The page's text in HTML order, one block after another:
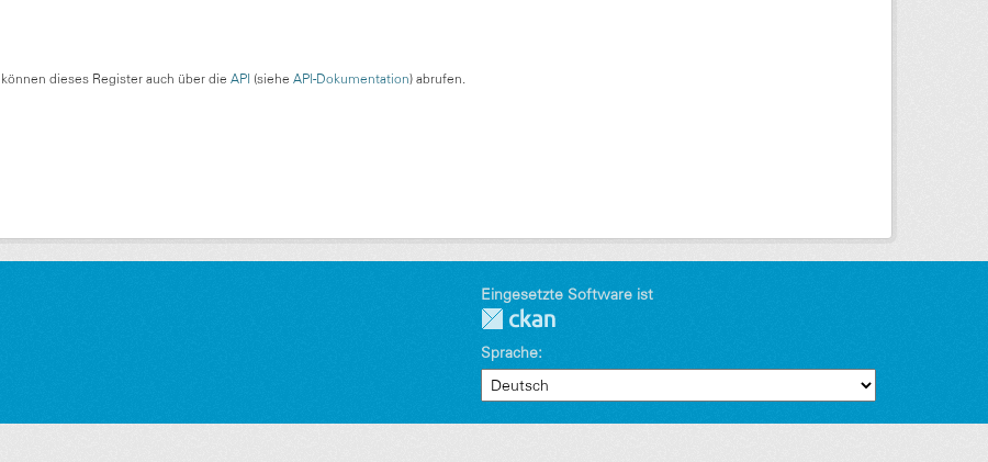
dieses Register auch über die API (siehe API-Dokumentation) abrufen.
Eingesetzte Software ist
Sprache